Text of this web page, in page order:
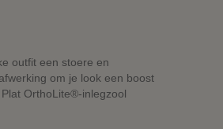
outfit een stoere en
om je look een boost
OrthoLite®-inlegzool